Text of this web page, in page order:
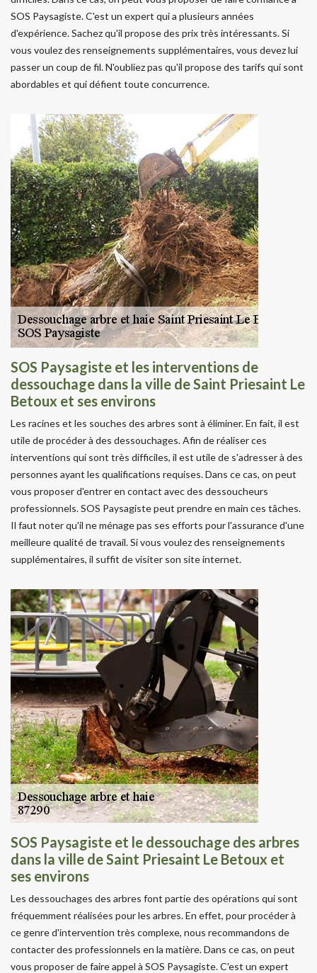
SOS Paysagiste. C'est un expert qui a plusieurs années
d'expérience. Sachez qu'il propose des prix très intéressants. Si
vous voulez des renseignements supplémentaires, vous devez lui
passer un coup de fil. N'oubliez pas qu'il propose des tarifs qui sont
abordables et qui défient toute concurrence.
SOS Paysagiste et les interventions de
dessouchage dans la ville de Saint Priesaint Le
Betoux et ses environs
Les racines et les souches des arbres sont à éliminer. En fait, il est
utile de procéder à des dessouchages. Afin de réaliser ces
interventions qui sont très difficiles, il est utile de s'adresser à des
personnes ayant les qualifications requises. Dans ce cas, on peut
vous proposer d'entrer en contact avec des dessoucheurs
professionnels. SOS Paysagiste peut prendre en main ces tâches.
Il faut noter qu'il ne ménage pas ses efforts pour l'assurance d'une
meilleure qualité de travail. Si vous voulez des renseignements
supplémentaires, il suffit de visiter son site internet.
SOS Paysagiste et le dessouchage des arbres
dans la ville de Saint Priesaint Le Betoux et
ses environs
Les dessouchages des arbres font partie des opérations qui sont
fréquemment réalisées pour les arbres. En effet, pour procéder à
ce genre d'intervention très complexe, nous recommandons de
contacter des professionnels en la matière. Dans ce cas, on peut
vous proposer de faire appel à SOS Paysagiste. C'est un expert